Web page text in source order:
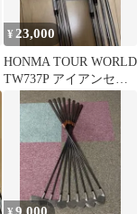
¥ 23,000
HONMA TOUR WORLD
TW737P アイアンセッ